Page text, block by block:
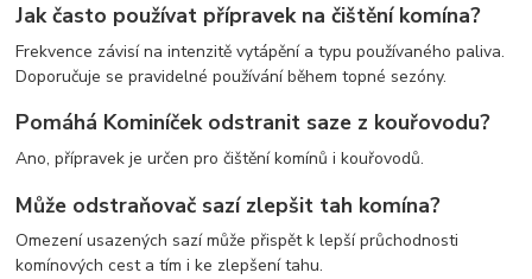
Jak často používat přípravek na čištění komína?
Frekvence závisí na intenzitě vytápění a typu používaného paliva.
Doporučuje se pravidelné používání během topné sezóny.
Pomáhá Kominíček odstranit saze z kouřovodu?
Ano, přípravek je určen pro čištění komínů i kouřovodů.
Může odstraňovač sazí zlepšit tah komína?
Omezení usazených sazí může přispět k lepší průchodnosti
komínových cest a tím i ke zlepšení tahu.